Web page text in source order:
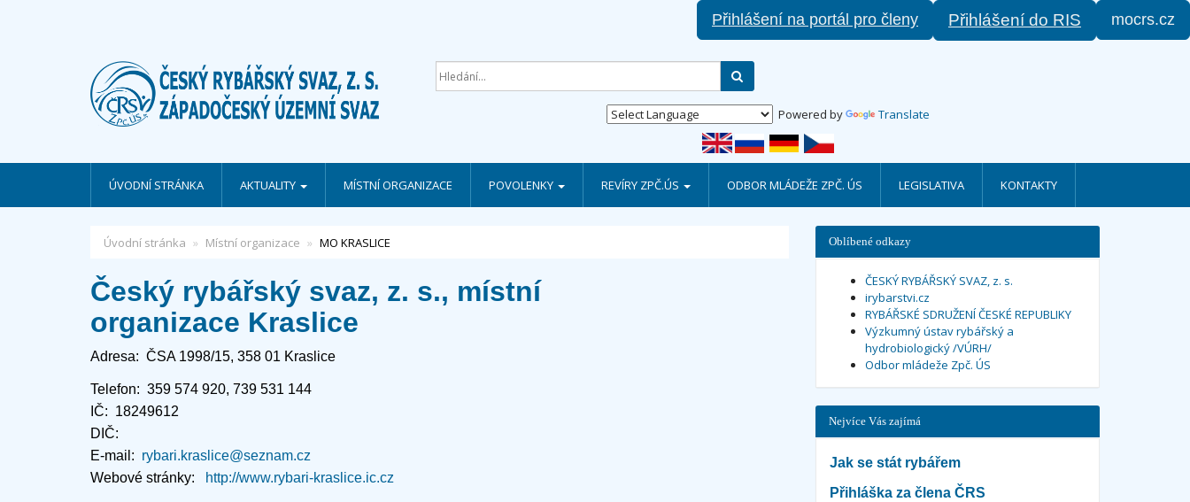
Přihlášení na portál pro členy Přihlášení do RIS mocrs.cz
Powered by Translate
ÚVODNÍ STRÁNKA AKTUALITY MÍSTNÍ ORGANIZACE POVOLENKY REVÍRY ZPČ.ÚS ODBOR MLÁDEŽE ZPČ. ÚS LEGISLATIVA KONTAKTY
Úvodní stránka Místní organizace MO KRASLICE
Český rybářský svaz, z. s., místní
organizace Kraslice
Adresa: ČSA 1998/15, 358 01 Kraslice
Telefon: 359 574 920, 739 531 144
IČ: 18249612
DIČ:
E-mail: rybari.kraslice@seznam.cz
Webové stránky:
http://www.rybari-kraslice.ic.cz
Oblíbené odkazy
ČESKÝ RYBÁŘSKÝ SVAZ, z. s.
irybarstvi.cz
RYBÁŘSKÉ SDRUŽENÍ ČESKÉ REPUBLIKY
Výzkumný ústav rybářský a
hydrobiologický /VÚRH/
Odbor mládeže Zpč. ÚS
Nejvíce Vás zajímá
Jak se stát rybářem
Přihláška za člena ČRS